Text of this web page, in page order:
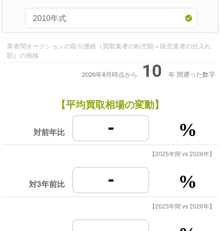
業者間オークションの取引価格（買取業者の転売額＝販売業者の仕入れ
額）の推移
2026年8月時点から 10 年 間遡った数字
【平均買取相場の変動】
対前年比 - %
【2025年間 vs 2026年】
対3年前比 - %
【2023年間 vs 2026年】